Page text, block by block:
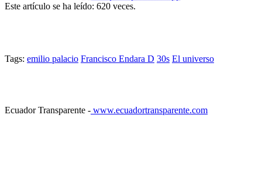
Este artículo se ha leído: 620 veces.
Tags: emilio palacio Francisco Endara D 30s El universo
Ecuador Transparente - www.ecuadortransparente.com